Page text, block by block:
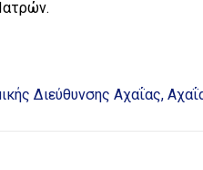
Διεύθυνσης Αχαΐας